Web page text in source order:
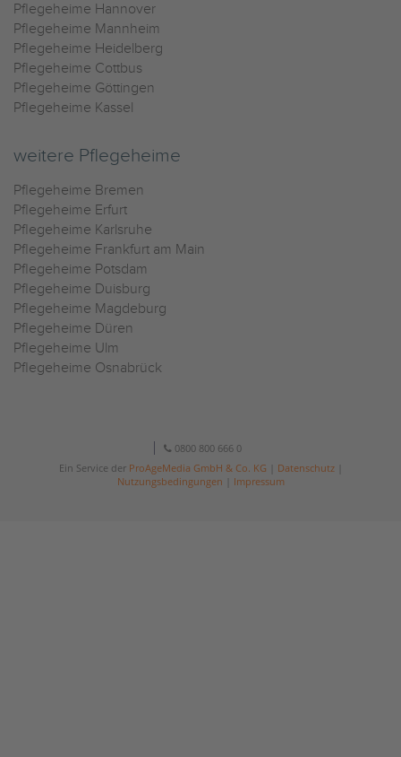
Pflegeheime Hannover
Pflegeheime Mannheim
Pflegeheime Heidelberg
Pflegeheime Cottbus
Pflegeheime Göttingen
Pflegeheime Kassel
weitere Pflegeheime
Pflegeheime Bremen
Pflegeheime Erfurt
Pflegeheime Karlsruhe
Pflegeheime Frankfurt am Main
Pflegeheime Potsdam
Pflegeheime Duisburg
Pflegeheime Magdeburg
Pflegeheime Düren
Pflegeheime Ulm
Pflegeheime Osnabrück
0800 800 666 0
Ein Service der ProAgeMedia GmbH & Co. KG Datenschutz|
Nutzungsbedingungen
Impressum